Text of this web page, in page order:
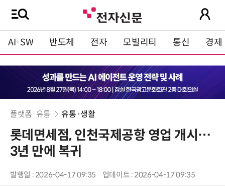
AI·SW 반도체 전자 모빌리티 통신 경제
플랫폼·유통 유통·생활
롯데면세점, 인천국제공항 영업 개시…
3년 만에 복귀
발행일 : 2026-04-17 09:35 업데이트 : 2026-04-17 09:35